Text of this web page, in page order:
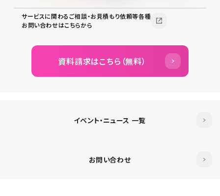
サービスに関わるご相談・お見積もり依頼等各種
お問い合わせはこちらから
資料請求はこちら（無料）
イベント・ニュース 一覧
お問い合わせ